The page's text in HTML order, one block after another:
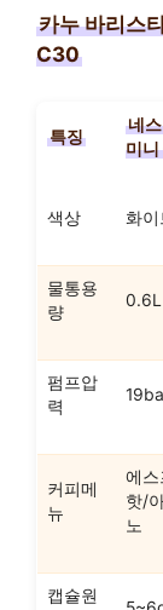
카누 바리스
C30
특징
네
미
색상 화
물통용
량
0.6L
펌프압
력
커피메
뉴
에스
핫/
노
캡슐원